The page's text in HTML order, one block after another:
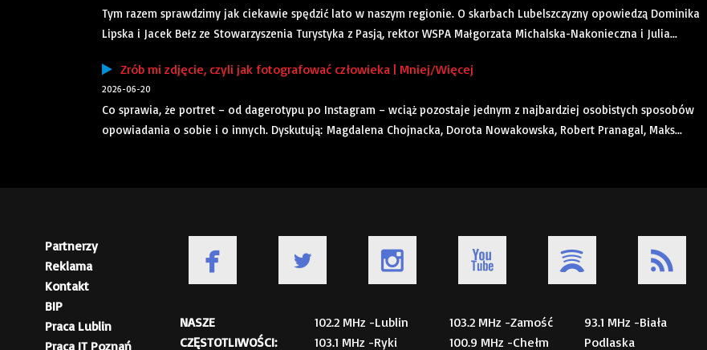
Tym razem sprawdzimy jak ciekawie spędzić lato w naszym regionie. O skarbach Lubelszczyzny opowiedzą Dominika
Lipska i Jacek Bełz ze Stowarzyszenia Turystyka z Pasją, rektor WSPA Małgorzata Michalska-Nakonieczna i Julia...
Zrób mi zdjęcie, czyli jak fotografować człowieka | Mniej/Więcej
2026-06-20
Co sprawia, że portret – od dagerotypu po Instagram – wciąż pozostaje jednym z najbardziej osobistych sposobów
opowiadania o sobie i o innych. Dyskutują: Magdalena Chojnacka, Dorota Nowakowska, Robert Pranagal, Maks...
Partnerzy
Reklama
Kontakt
BIP
Praca Lublin
Praca IT Poznań
NASZE
CZĘSTOTLIWOŚCI:
102.2 MHz -Lublin
103.1 MHz -Ryki
103.2 MHz -Zamość
100.9 MHz -Chełm
93.1 MHz -Biała
Podlaska